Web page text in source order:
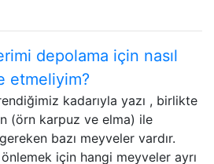
depolama için nasıl
etmeliyim?
kadarıyla yazı , birlikte
(örn karpuz ve elma) ile
bazı meyveler vardır.
için hangi meyveler ayrı